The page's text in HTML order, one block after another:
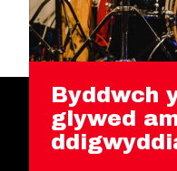
Byddwch
glywed